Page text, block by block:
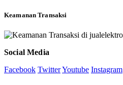
Keamanan Transaksi
Social Media
Facebook TwitterYoutube Instagram